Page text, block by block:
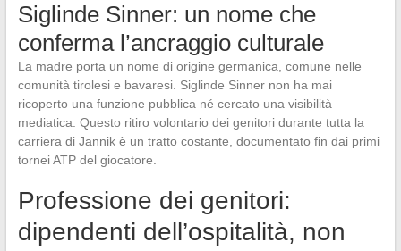
Siglinde Sinner: un nome che
conferma l’ancraggio culturale
La madre porta un nome di origine germanica, comune nelle
comunità tirolesi e bavaresi. Siglinde Sinner non ha mai
ricoperto una funzione pubblica né cercato una visibilità
mediatica. Questo ritiro volontario dei genitori durante tutta la
carriera di Jannik è un tratto costante, documentato fin dai primi
tornei ATP del giocatore.
Professione dei genitori:
dipendenti dell’ospitalità, non